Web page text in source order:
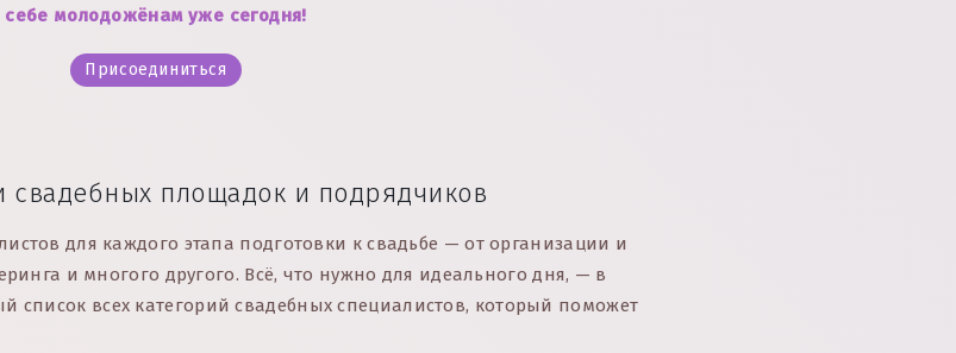
себе молодожёнам уже сегодня!
Присоединиться
свадебных площадок и подрядчиков
для каждого этапа подготовки к свадьбе — от организации и
и многого другого. Всё, что нужно для идеального дня, — в
список всех категорий свадебных специалистов, который поможет